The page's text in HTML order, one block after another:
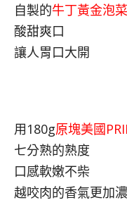
自製的牛丁黃金泡菜
酸甜爽口
讓人胃口大開
用180g原塊美國
七分熟的熟度
口感軟嫩不柴
越咬肉的香氣更加